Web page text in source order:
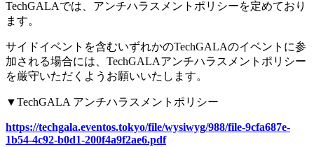
TechGALAでは、アンチハラスメントポリシーを定めており
ます。
サイドイベントを含むいずれかのTechGALAのイベントに参
加される場合には、TechGALAアンチハラスメントポリシー
を厳守いただくようお願いいたします。
▼TechGALA アンチハラスメントポリシー
https://techgala.eventos.tokyo/file/wysiwyg/988/file-9cfa687e-
1b54-4c92-b0d1-200f4a9f2ae6.pdf